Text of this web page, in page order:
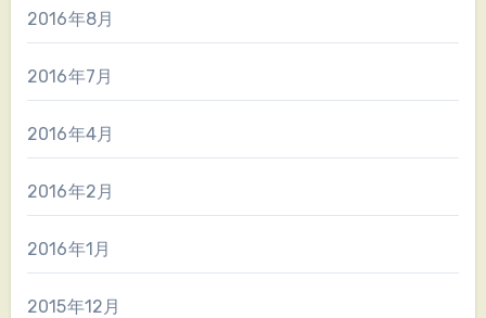
2016年8月
2016年7月
2016年4月
2016年2月
2016年1月
2015年12月